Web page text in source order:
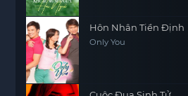
Hôn Nhân Tiền Định
Only You